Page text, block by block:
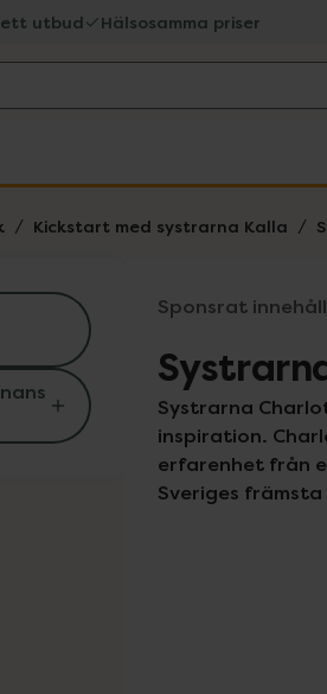
utbud Hälsosamma priser
Kickstart med systrarna Kalla
Sponsrat innehåll
Systrarna
inspiration.
erfarenhet från
Sveriges